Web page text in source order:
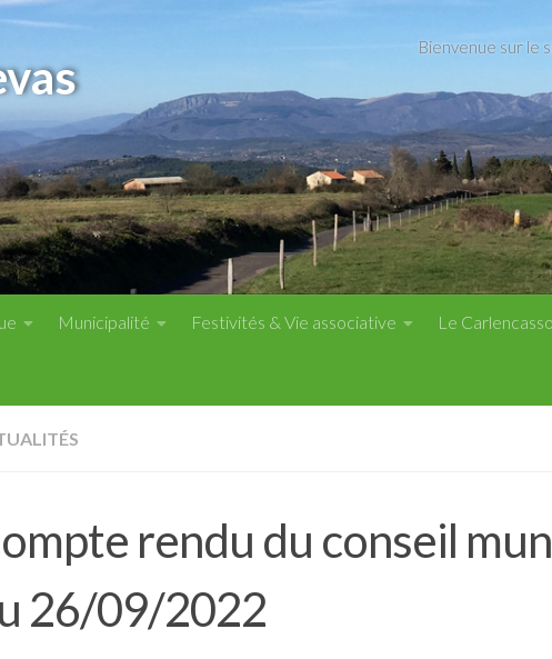
Bienvenue sur le
Municipalité Festivités & Vie associative Le
rendu du conseil
26/09/2022